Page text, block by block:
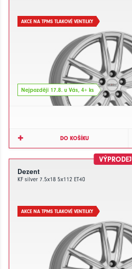
AKCE NA TPMS TLAKOVÉ VENTILKY
Nejpozději 17.8. u Vás, 4+ ks
DO KOŠÍKU
VÝPRODEJ
Dezent
KF silver 7.5x18 5x112 ET40
AKCE NA TPMS TLAKOVÉ VENTILKY